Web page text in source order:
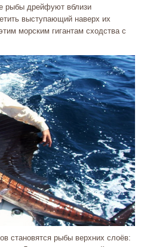
рыбы дрейфуют вблизи
выступающий наверх их
морским гигантам сходства с
становятся рыбы верхних слоёв: